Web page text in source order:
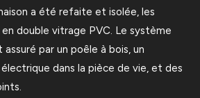
a été refaite et isolée, les
double vitrage PVC. Le système
par un poêle à bois, un
dans la pièce de vie, et des